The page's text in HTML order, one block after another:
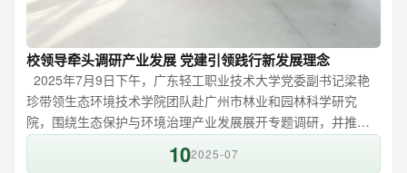
校领导牵头调研产业发展 党建引领践行新发展理念
2025年7月9日下午，广东轻工职业技术大学党委副书记梁艳
珍带领生态环境技术学院团队赴广州市林业和园林科学研究
院，围绕生态保护与环境治理产业发展展开专题调研，并推进
党建引领支部共建工作，以实际行动贯彻落实新发展理念。调
研中，双方聚焦党建引领、绿色发展展开深入交流。广州市林
102025-07